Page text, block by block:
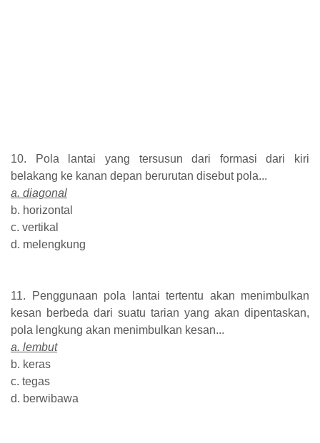
10. Pola lantai yang tersusun dari formasi dari kiri
belakang ke kanan depan berurutan disebut pola...
a. diagonal
b. horizontal
c. vertikal
d. melengkung
11. Penggunaan pola lantai tertentu akan menimbulkan
kesan berbeda dari suatu tarian yang akan dipentaskan,
pola lengkung akan menimbulkan kesan...
a. lembut
b. keras
c. tegas
d. berwibawa